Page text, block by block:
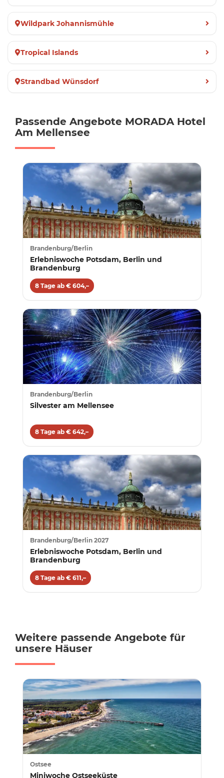
Wildpark Johannismühle
Tropical Islands
Strandbad Wünsdorf
Passende Angebote MORADA Hotel
Am Mellensee
Brandenburg/Berlin
Erlebniswoche Potsdam, Berlin und
Brandenburg
8 Tage ab € 604,–
Brandenburg/Berlin
Silvester am Mellensee
8 Tage ab € 642,–
Brandenburg/Berlin 2027
Erlebniswoche Potsdam, Berlin und
Brandenburg
8 Tage ab € 611,–
Weitere passende Angebote für
unsere Häuser
Ostsee
Miniwoche Ostseeküste